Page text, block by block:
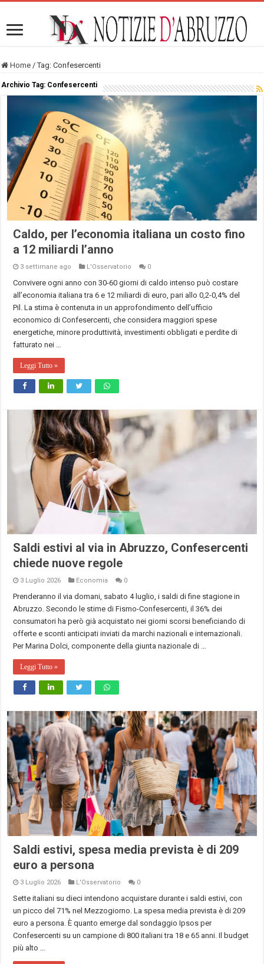
Home / Tag:Confesercenti
Archivio Tag: Confesercenti
Caldo, per l’economia italiana un costo fino
a 12 miliardi l’anno
3 settimane ago L'Osservatorio 0
Convivere ogni anno con 30-60 giorni di caldo intenso può costare
all’economia italiana tra 6 e 12 miliardi di euro, pari allo 0,2-0,4% del
Pil. La stima è contenuta in un approfondimento dell’ufficio
economico di Confesercenti, che considera maggiori spese
energetiche, minore produttività, investimenti obbligati e perdite di
fatturato nei …
Leggi Tutto »
Saldi estivi al via in Abruzzo, Confesercenti
chiede nuove regole
3 Luglio 2026 Economia 0
Prenderanno il via domani, sabato 4 luglio, i saldi di fine stagione in
Abruzzo. Secondo le stime di Fismo-Confesercenti, il 36% dei
consumatori ha però già acquistato nei giorni scorsi beneficiando di
offerte e sconti anticipati inviati da marchi nazionali e internazionali.
Per Marina Dolci, componente della giunta nazionale di …
Leggi Tutto »
Saldi estivi, spesa media prevista è di 209
euro a persona
3 Luglio 2026 L'Osservatorio 0
Sette italiani su dieci intendono acquistare durante i saldi estivi, con
un picco del 71% nel Mezzogiorno. La spesa media prevista è di 209
euro a persona. È quanto emerge dal sondaggio Ipsos per
Confesercenti su un campione di 800 italiani tra 18 e 65 anni. Il budget
più alto …